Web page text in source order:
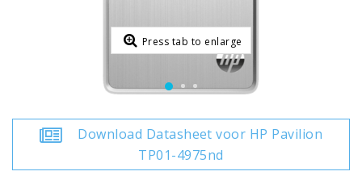
Press tab to enlarge
Download Datasheet voor HP Pavilion
TP01-4975nd